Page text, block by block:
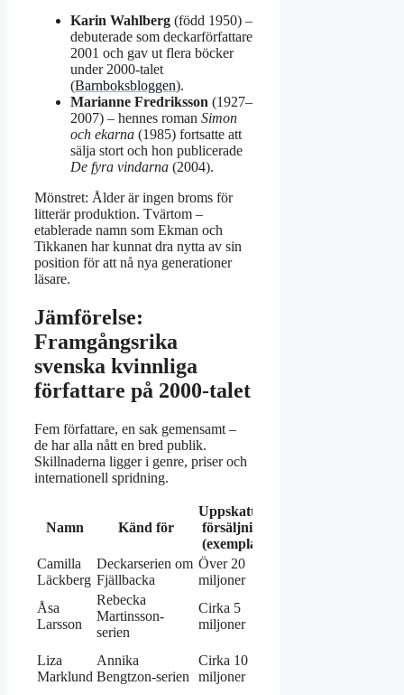
Karin Wahlberg (född 1950) –
debuterade som deckarförfattare
2001 och gav ut flera böcker
under 2000-talet
(Barnboksbloggen).
Marianne Fredriksson (1927–
2007) – hennes roman Simon
och ekarna (1985) fortsatte att
sälja stort och hon publicerade
De fyra vindarna (2004).
Mönstret: Ålder är ingen broms för
litterär produktion. Tvärtom –
etablerade namn som Ekman och
Tikkanen har kunnat dra nytta av sin
position för att nå nya generationer
läsare.
Jämförelse:
Framgångsrika
svenska kvinnliga
författare på 2000-talet
Fem författare, en sak gemensamt –
de har alla nått en bred publik.
Skillnaderna ligger i genre, priser och
internationell spridning.
Namn Känd för
Uppskattad
försäljning
(exemplar)
Camilla
Läckberg
Deckarserien om
Fjällbacka
Över 20
miljoner
Åsa
Larsson
Rebecka
Martinsson-
serien
Cirka 5
miljoner
Liza
Marklund
Annika
Bengtzon-serien
Cirka 10
miljoner